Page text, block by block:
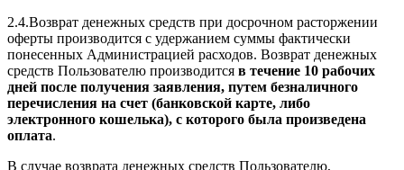
2.4.Возврат денежных средств при досрочном расторжении
оферты производится с удержанием суммы фактически
понесенных Администрацией расходов. Возврат денежных
средств Пользователю производится в течение 10 рабочих
дней после получения заявления, путем безналичного
перечисления на счет (банковской карте, либо
электронного кошелька), с которого была произведена
оплата.
В случае возврата денежных средств Пользователю,